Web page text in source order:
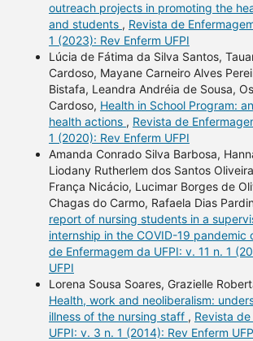
outreach projects in promoting the
and students , Revista de
1 (2023): Rev Enferm UFPI
Lúcia de Fátima da Silva Santos,
Cardoso, Mayane Carneiro Alves
Bistafa, Leandra Andréia de Sousa,
Cardoso, Health in School Program:
health actions , Revista de
1 (2020): Rev Enferm UFPI
Amanda Conrado Silva Barbosa,
Liodany Rutherlem dos Santos
França Nicácio, Lucimar Borges de
Chagas do Carmo, Rafaela Dias
report of nursing students in a
internship in the COVID-19 pandemic
de Enfermagem da UFPI: v. 11 n. 1
UFPI
Lorena Sousa Soares, Grazielle
Health, work and neoliberalism:
illness of the nursing staff , Revista
UFPI: v. 3 n. 1 (2014): Rev Enferm